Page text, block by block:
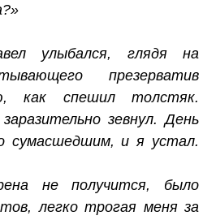
улыбался, глядя на
презерватив
как спешил толстяк.
зевнул. День
сумасшедшим, и я устал.
не получится, было
легко трогая меня за